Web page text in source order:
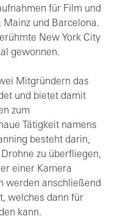
für Film und
und Barcelona.
New York City
gewonnen.
Mitgründern das
und bietet damit
zum
Tätigkeit namens
besteht darin,
zu überfliegen,
einer Kamera
werden anschließend
welches dann für
kann.